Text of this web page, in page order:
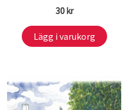
30 kr
Lägg i varukorg